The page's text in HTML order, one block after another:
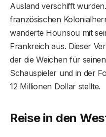
Ausland verschifft
französischen
wanderte Hounsou mit
Frankreich aus. Dieser
der die Weichen für
Schauspieler und in der
12 Millionen Dollar stellte.
Reise in den